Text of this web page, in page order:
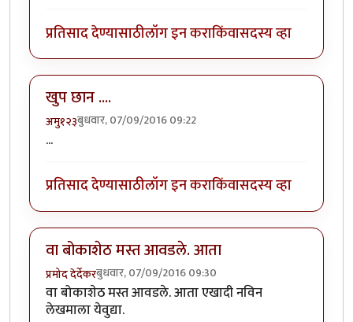
प्रतिसाद देण्यासाठीलॉग इन कराकिंवासदस्य व्हा
खुप छान ....
अमु१२३बुधवार, 07/09/2016 09:22
...
प्रतिसाद देण्यासाठीलॉग इन कराकिंवासदस्य व्हा
वा बोकाशेठ मस्त आवडले. आता
प्रमोद देर्देकरबुधवार, 07/09/2016 09:30
वा बोकाशेठ मस्त आवडले. आता एखादी नविन
लेखमाला येवुद्या.